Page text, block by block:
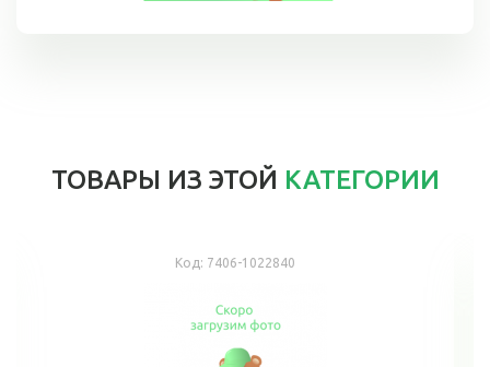
ТОВАРЫ ИЗ ЭТОЙ КАТЕГОРИИ
Код: 7406-1022840